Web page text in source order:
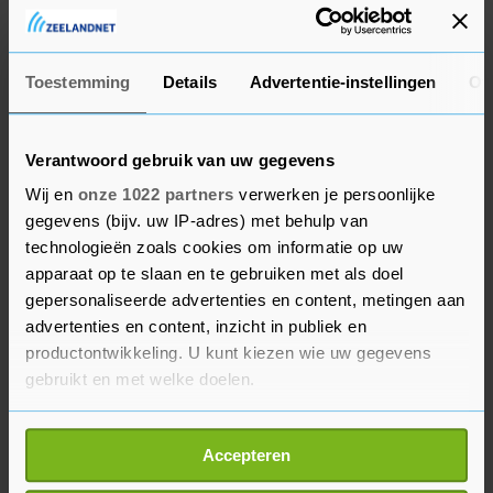
Toestemming Details Advertentie-instellingen
Verantwoord gebruik van uw gegevens
Wij en onze 1022 partners verwerken je persoonlijke
gegevens (bijv. uw IP-adres) met behulp van
technologieën zoals cookies om informatie op uw
apparaat op te slaan en te gebruiken met als doel
gepersonaliseerde advertenties en content, metingen aan
advertenties en content, inzicht in publiek en
productontwikkeling. U kunt kiezen wie uw gegevens
gebruikt en met welke doelen.
Als u het toestaat, willen we ook graag:
Informatie verzamelen over uw geografische
locatie, die tot een paar meter nauwkeurig kan zijn
Accepteren
geregistreerde coronadoden. Dat cijfer daalt voor
de vijfde week op rij.
Het reproductiegetal daalt. Dat cijfer staat nu op
was. Dit getal is het gemiddelde over alle
varianten bij elkaar. Het reproductiegetal voor de
omikronvariant is ook gedaald, van 1,63 naar
1,25. Het cijfer laat zien hoe snel het virus zich
verspreidt, maar wordt pas 14 dagen later
vastgesteld. Het dinsdag berekende getal gaat
over de situatie op 3 januari. "Veel mensen
hebben zich laten testen rond de kerstdagen en
oud en nieuw. Begin januari zagen we een daling
van het aantal testen. Wij denken dat de daling
van het reproductiegetal daar mee te maken